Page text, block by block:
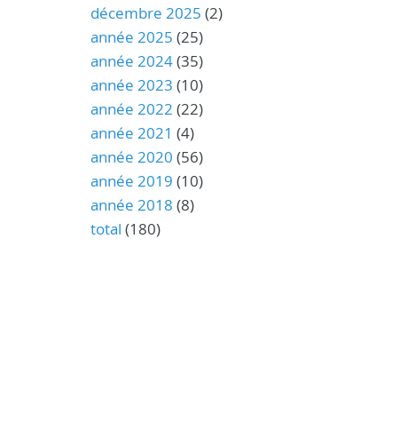
décembre 2025 (2)
année 2025 (25)
année 2024(35)
année 2023 (10)
année 2022 (22)
année 2021 (4)
année 2020 (56)
année 2019 (10)
année 2018 (8)
total (180)